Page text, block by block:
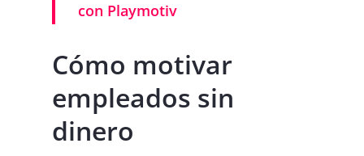
con Playmotiv
Cómo motivar
empleados sin
dinero